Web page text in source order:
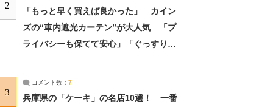
2
「もっと早く買えば良かった」 カイン
ズの“車内遮光カーテン”が大人気 「プ
ライバシーも保てて安心」「ぐっすり眠
3
コメント数： 7
兵庫県の「ケーキ」の名店10選！ 一番